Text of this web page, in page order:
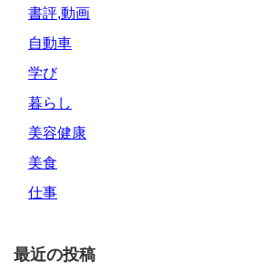
書評,動画
自動車
学び
暮らし
美容健康
美食
仕事
最近の投稿